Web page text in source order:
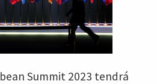
Summit 2023 tendrá